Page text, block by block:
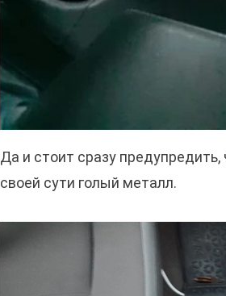
Да и стоит сразу
своей сути голый металл.